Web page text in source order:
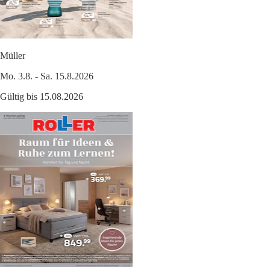
Müller
Mo. 3.8. - Sa. 15.8.2026
Gültig bis 15.08.2026